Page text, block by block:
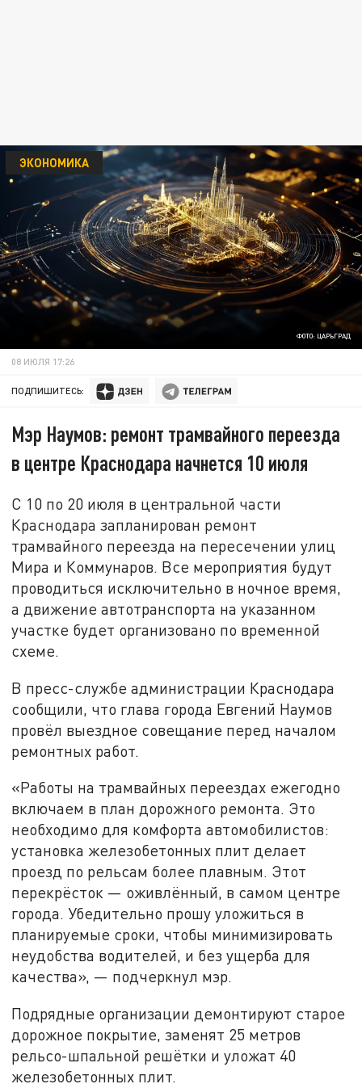
ФОТО: ЦАРЬГРАД
ЭКОНОМИКА
08 ИЮЛЯ 17:26
ПОДПИШИТЕСЬ:
Мэр Наумов: ремонт трамвайного переезда
в центре Краснодара начнется 10 июля
С 10 по 20 июля в центральной части
Краснодара запланирован ремонт
трамвайного переезда на пересечении улиц
Мира и Коммунаров. Все мероприятия будут
проводиться исключительно в ночное время,
а движение автотранспорта на указанном
участке будет организовано по временной
схеме.
В пресс-службе администрации Краснодара
сообщили, что глава города Евгений Наумов
провёл выездное совещание перед началом
ремонтных работ.
«Работы на трамвайных переездах ежегодно
включаем в план дорожного ремонта. Это
необходимо для комфорта автомобилистов:
установка железобетонных плит делает
проезд по рельсам более плавным. Этот
перекрёсток — оживлённый, в самом центре
города. Убедительно прошу уложиться в
планируемые сроки, чтобы минимизировать
неудобства водителей, и без ущерба для
качества», — подчеркнул мэр.
Подрядные организации демонтируют старое
дорожное покрытие, заменят 25 метров
рельсо-шпальной решётки и уложат 40
железобетонных плит.